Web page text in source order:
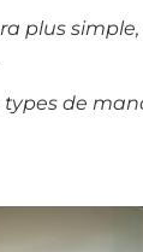
plus
types de